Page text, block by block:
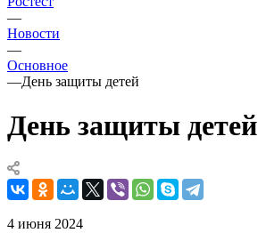
—
Новости
—
Основное
—День защиты детей
День защиты детей
4 июня 2024